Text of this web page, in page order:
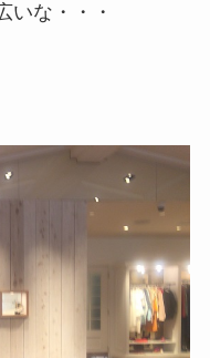
いな・・・